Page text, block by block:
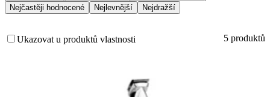
Nejčastěji hodnocené
Nejlevnější Nejdražší
Ukazovat u produktů vlastnosti 5 produktů